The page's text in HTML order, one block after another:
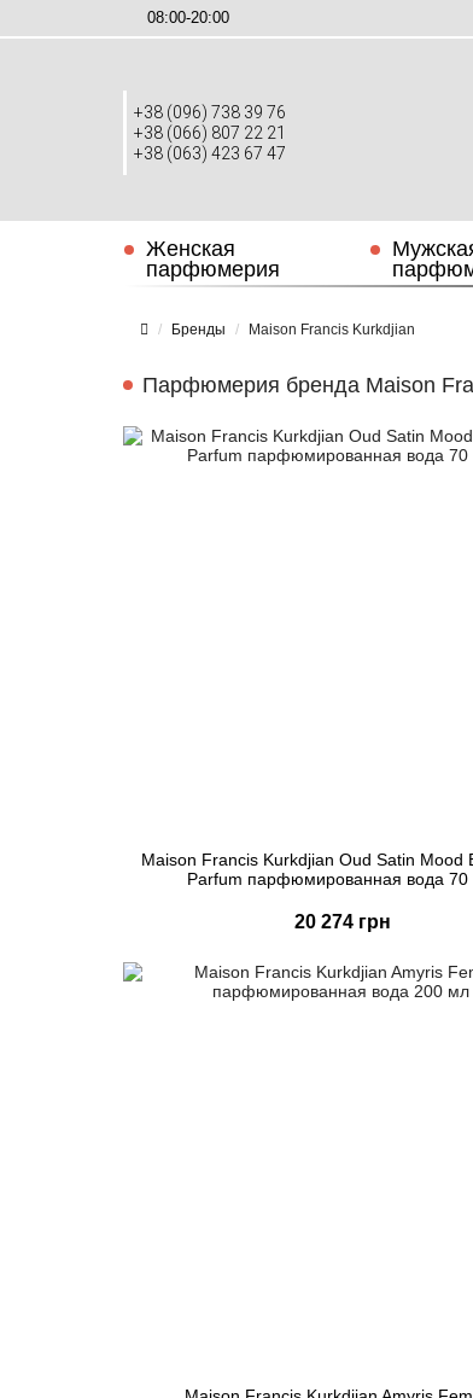
08:00-20:00
+38 (096) 738 39 76
+38 (066) 807 22 21
+38 (063) 423 67 47
Женская
парфюмерия
Бренды Maison Francis Kurkdjian
Парфюмерия бренда Maison
Maison Francis Kurkdjian Oud Satin Mood
Parfum парфюмированная вода 70
20 274 грн
Быстрый заказ